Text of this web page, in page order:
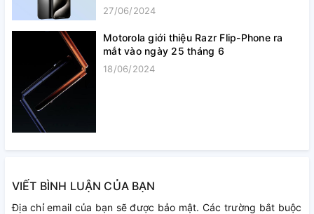
27/06/2024
Motorola giới thiệu Razr Flip-Phone ra
mắt vào ngày 25 tháng 6
18/06/2024
VIẾT BÌNH LUẬN CỦA BẠN
Địa chỉ email của bạn sẽ được bảo mật. Các trường bắt buộc